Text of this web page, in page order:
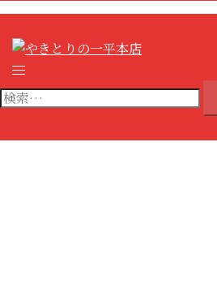
トグルメニュー
検索: